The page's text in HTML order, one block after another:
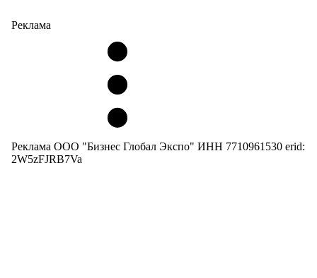
Реклама
Реклама ООО "Бизнес Глобал Экспо" ИНН 7710961530 erid:
2W5zFJRB7Va